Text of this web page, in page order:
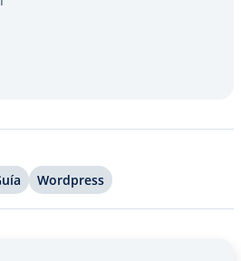
Wordpress